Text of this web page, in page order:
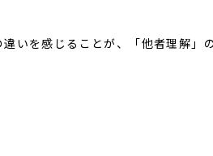
いを感じることが、「他者理解